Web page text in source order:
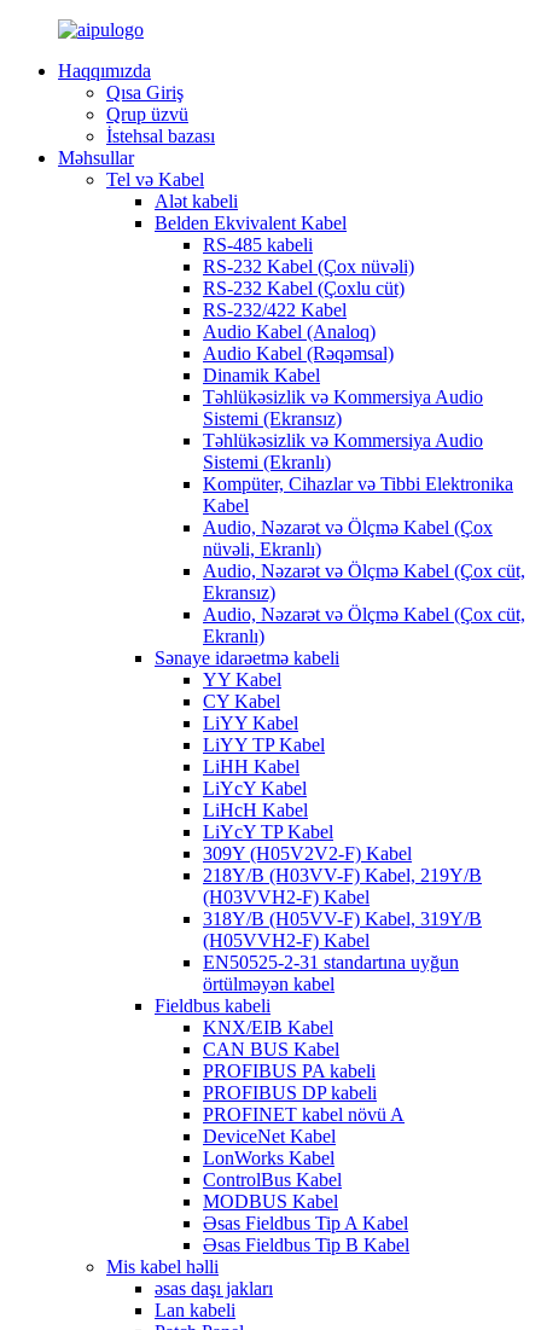
Haqqımızda
Qısa Giriş
Qrup üzvü
İstehsal bazası
Məhsullar
Tel və Kabel
Alət kabeli
Belden Ekvivalent Kabel
RS-485 kabeli
RS-232 Kabel (Çox nüvəli)
RS-232 Kabel (Çoxlu cüt)
RS-232/422 Kabel
Audio Kabel (Analoq)
Audio Kabel (Rəqəmsal)
Dinamik Kabel
Təhlükəsizlik və Kommersiya Audio
Sistemi (Ekransız)
Təhlükəsizlik və Kommersiya Audio
Sistemi (Ekranlı)
Kompüter, Cihazlar və Tibbi Elektronika
Kabel
Audio, Nəzarət və Ölçmə Kabel (Çox
nüvəli, Ekranlı)
Audio, Nəzarət və Ölçmə Kabel (Çox cüt,
Ekransız)
Audio, Nəzarət və Ölçmə Kabel (Çox cüt,
Ekranlı)
Sənaye idarəetmə kabeli
YY Kabel
CY Kabel
LiYY Kabel
LiYY TP Kabel
LiHH Kabel
LiYcY Kabel
LiHcH Kabel
LiYcY TP Kabel
309Y (H05V2V2-F) Kabel
218Y/B (H03VV-F) Kabel, 219Y/B
(H03VVH2-F) Kabel
318Y/B (H05VV-F) Kabel, 319Y/B
(H05VVH2-F) Kabel
EN50525-2-31 standartına uyğun
örtülməyən kabel
Fieldbus kabeli
KNX/EIB Kabel
CAN BUS Kabel
PROFIBUS PA kabeli
PROFIBUS DP kabeli
PROFINET kabel növü A
DeviceNet Kabel
LonWorks Kabel
ControlBus Kabel
MODBUS Kabel
Əsas Fieldbus Tip A Kabel
Əsas Fieldbus Tip B Kabel
Mis kabel həlli
əsas daşı jakları
Lan kabeli